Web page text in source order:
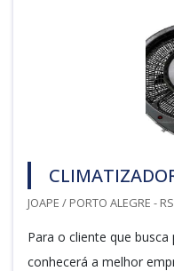
JOAPE / PORTO ALEGRE - RS
Para o cliente que
conhecerá a melhor